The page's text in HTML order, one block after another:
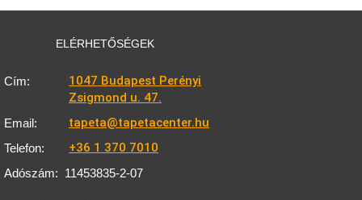
ELÉRHETŐSÉGEK
Cím:
1047 Budapest Perényi
Zsigmond u. 47.
Email: tapeta@tapetacenter.hu
Telefon: +36 1 370 7010
Adószám: 11453835-2-07